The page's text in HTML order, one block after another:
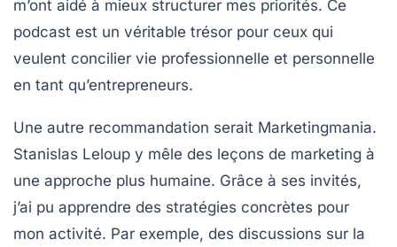
m’ont aidé à mieux structurer mes priorités. Ce
podcast est un véritable trésor pour ceux qui
veulent concilier vie professionnelle et personnelle
en tant qu’entrepreneurs.
Une autre recommandation serait Marketingmania.
Stanislas Leloup y mêle des leçons de marketing à
une approche plus humaine. Grâce à ses invités,
j’ai pu apprendre des stratégies concrètes pour
mon activité. Par exemple, des discussions sur la